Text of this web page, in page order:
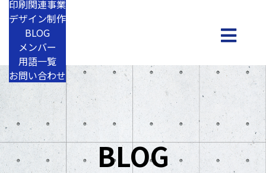
印刷関連事業
デザイン制作
BLOG
メンバー
用語一覧
お問い合わせ
BLOG